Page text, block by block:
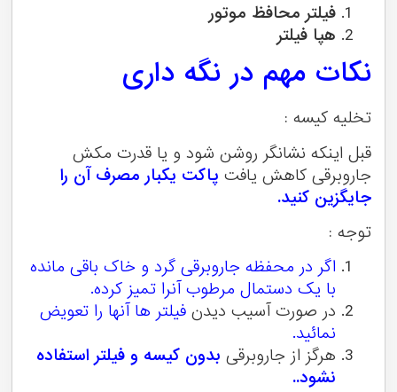
فیلتر محافظ موتور
هپا فیلتر
نکات مهم در نگه داری
تخلیه کیسه :
قبل اینکه نشانگر روشن شود و یا قدرت مکش
جاروبرقی کاهش یافتپاکت یکبار مصرف آن را
جایگزین کنید.
توجه :
اگر در محفظه جاروبرقی گرد و خاک باقی مانده
با یک دستمال مرطوب آنرا تمیز کرده.
در صورت آسیب دیدنفیلتر ها آنها را تعویض
نمائید.
هرگز از جاروبرقیبدون کیسه و فیلتر استفاده
نشود..